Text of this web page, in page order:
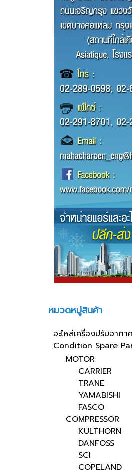
หมวดหมู่สินค้า
อะไหล่เครื่องปรับอาก
Condition Spare
MOTOR
CARRIER
TRANE
YAMABISHI
FASCO
COMPRESSOR
KULTHORN
DANFOSS
SCI
COPELAND